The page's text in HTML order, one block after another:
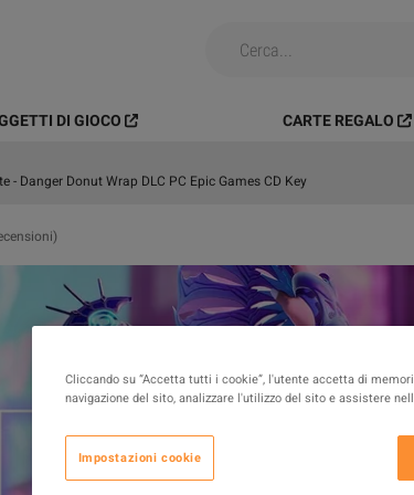
DI GIOCO CARTE REGALO
- Danger Donut Wrap DLC PC Epic Games CD Key
Cliccando su “Accetta tutti i cookie”, l'utente accetta di
navigazione del sito, analizzare l'utilizzo del sito e assistere
Impostazioni cookie